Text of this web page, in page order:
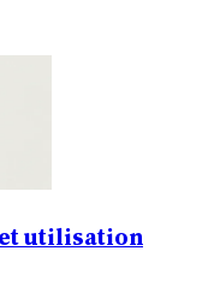
utilisation